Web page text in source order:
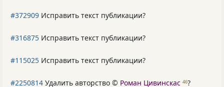
#372909 Исправить текст публикации?
#316875 Исправить текст публикации?
#115025 Исправить текст публикации?
#2250814 Удалить авторство © Роман Цивинскас 46?